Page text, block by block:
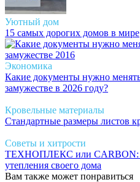
Уютный дом
15 самых дорогих домов в мире
Экономика
Какие документы нужно
замужестве в 2026 году?
Кровельные материалы
Стандартные размеры листов
Советы и хитрости
ТЕХНОПЛЕКС или CARBON:
утепления своего дома
Вам также может понравиться